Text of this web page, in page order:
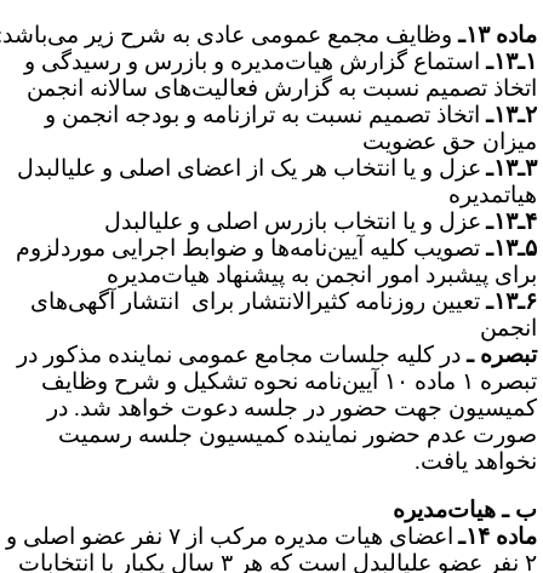
۱۳ـ
وظایف مجمع عمومی عادی به شرح زیر می‌باشد:
‌استماع گزارش هیات‌مدیره و بازرس و رسیدگی و
تصمیم نسبت به گزارش فعالیت‌های سالانه انجمن
اتخاذ تصمیم نسبت به ترازنامه و بودجه انجمن و
حق عضویت
عزل و یا انتخاب هر یک از اعضای اصلی و علی­البدل
عزل و یا انتخاب بازرس اصلی و علی­البدل
تصویب کلیه آیین‌نامه‌ها و ضوابط اجرایی موردلزوم
پیشبرد امور انجمن به پیشنهاد هیات‌مدیره
تعیین روزنامه کثیرالانتشار برای انتشار آگهی‌های
ـدر کلیه جلسات مجامع عمومی نماینده مذکور در
تبصره ۱ ماده ۱۰ آیین‌نامه نحوه تشکیل و شرح وظایف
جهت حضور در جلسه دعوت خواهد شد. در
عدم حضور نماینده کمیسیون جلسه رسمیت
یافت.
ـ هیات‌مدیره
۱۴ـ
اعضای هیات مدیره مرکب از ۷ نفر عضو اصلی و
۲ نفر عضو علی­البدل است که هر ۳ سال یکبار با انتخابات